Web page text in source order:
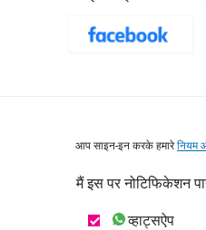
आप साइन-इन करके हमारेनियम
मैं इस पर नोटिफिकेशन
व्हाट्सऐप